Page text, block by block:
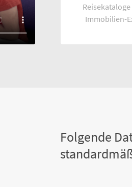
Immobilien-
Folgende